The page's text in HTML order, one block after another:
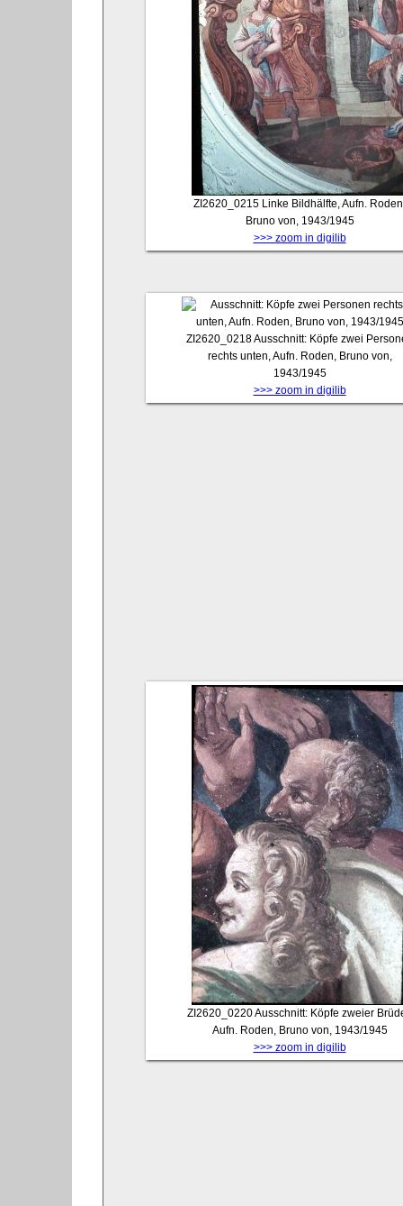
ZI2620_0215 Linke Bildhälfte, Aufn.
Bruno von, 1943/1945
>>> zoom in digilib
ZI2620_0218Ausschnitt: Köpfe zwei
rechts unten, Aufn. Roden, Bruno von,
1943/1945
>>> zoom in digilib
ZI2620_0220Ausschnitt: Köpfe zweier
Aufn. Roden, Bruno von, 1943/1945
>>> zoom in digilib